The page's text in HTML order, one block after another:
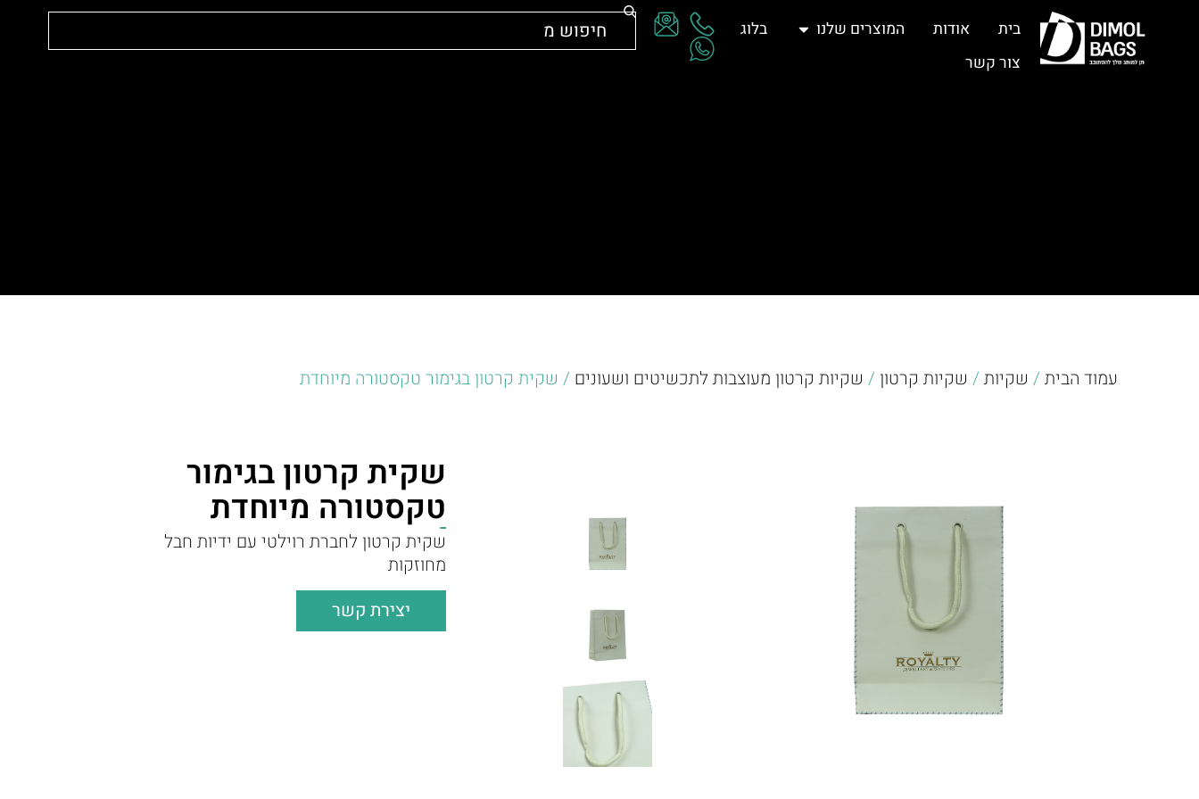
בית אודות המוצרים שלנו
בלוג
צור קשר
עמוד הבית / שקיות / שקיות קרטון / שקיות קרטון מעוצבות לתכשיטים ושעונים / שקית קרטון בגימור טקסטורה מיוחדת
שקית קרטון בגימור
טקסטורה מיוחדת
שקית קרטון לחברת רוילטי עם ידיות חבל
מחוזקות
יצירת קשר